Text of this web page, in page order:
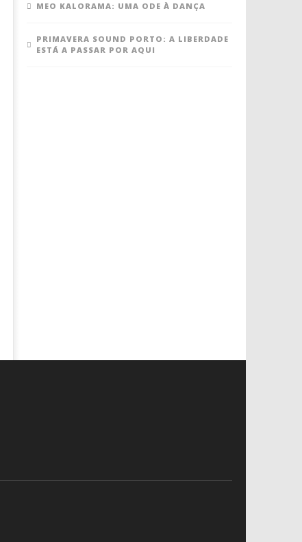
MEO KALORAMA: UMA ODE À DANÇA
PRIMAVERA SOUND PORTO: A LIBERDADE
ESTÁ A PASSAR POR AQUI